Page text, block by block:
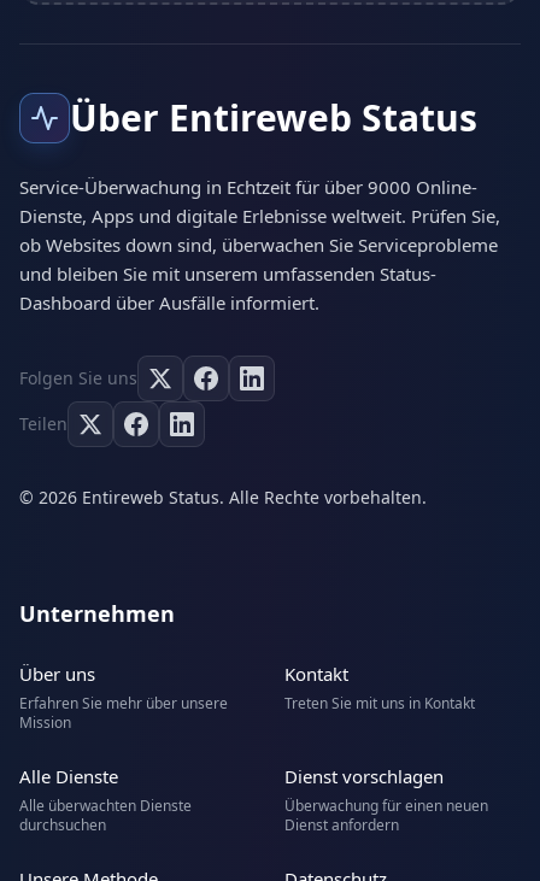
Über Entireweb Status
Service-Überwachung in Echtzeit für über 9000 Online-
Dienste, Apps und digitale Erlebnisse weltweit. Prüfen Sie,
ob Websites down sind, überwachen Sie Serviceprobleme
und bleiben Sie mit unserem umfassenden Status-
Dashboard über Ausfälle informiert.
Folgen Sie uns
Teilen
© 2026 Entireweb Status. Alle Rechte vorbehalten.
Unternehmen
Über uns
Erfahren Sie mehr über unsere
Mission
Kontakt
Treten Sie mit uns in Kontakt
Alle Dienste
Alle überwachten Dienste
durchsuchen
Dienst vorschlagen
Überwachung für einen neuen
Dienst anfordern